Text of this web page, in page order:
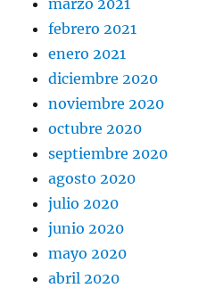
febrero 2021
enero 2021
diciembre 2020
noviembre 2020
octubre 2020
septiembre 2020
agosto 2020
julio 2020
junio 2020
mayo 2020
abril 2020